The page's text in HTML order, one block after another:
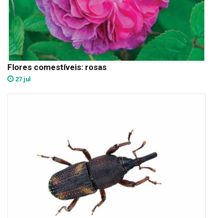
Flores comestíveis: rosas
27 jul